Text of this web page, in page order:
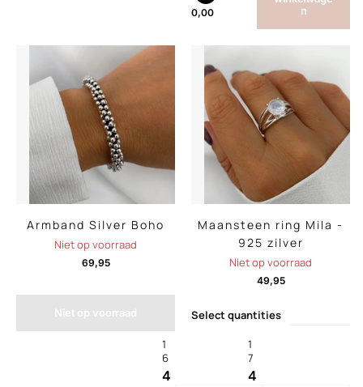
0,00
n
Armband Silver Boho
Niet op voorraad
69,95
Niet op voorraad
Maansteen ring Mila -
925 zilver
Niet op voorraad
49,95
Select quantities
1
6
4
1
7
4